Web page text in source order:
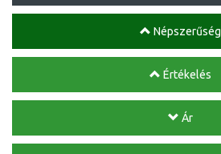
Népszerűség
Értékelés
Ár